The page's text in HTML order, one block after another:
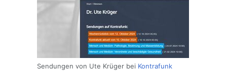
Sendungen von Ute Krüger bei Kontrafunk